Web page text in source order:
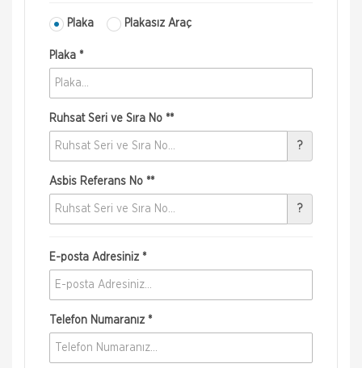
Plaka Plakasız Araç
Plaka *
Ruhsat Seri ve Sıra No **
?
Asbis Referans No **
?
E-posta Adresiniz *
Telefon Numaranız *